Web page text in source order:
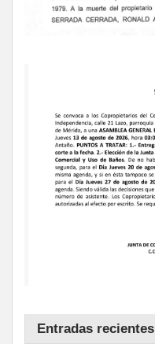
Entradas recientes